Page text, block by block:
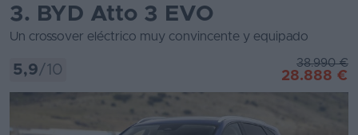
3. BYD Atto 3 EVO
Un crossover eléctrico muy convincente y equipado
5,9/10 38.990 €
28.888 €